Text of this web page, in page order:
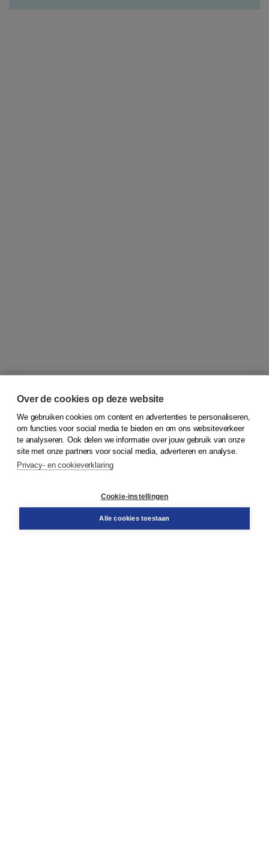
© 2026Koninklijke Boom uitgevers
Klantenservice
Service & informatie
Contact
Over de cookies op deze website
We gebruiken cookies om content en advertenties te personaliseren,
om functies voor social media te bieden en om ons websiteverkeer
te analyseren. Ook delen we informatie over jouw gebruik van onze
site met onze partners voor social media, adverteren en analyse.
Privacy- en cookieverklaring
Cookie-instellingen
Alle cookies toestaan